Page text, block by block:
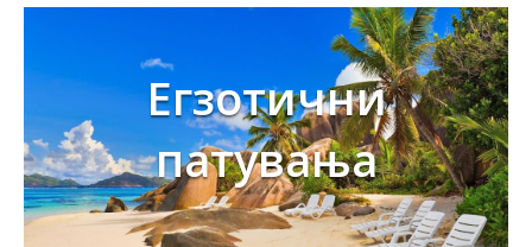
Егзотични
патувања